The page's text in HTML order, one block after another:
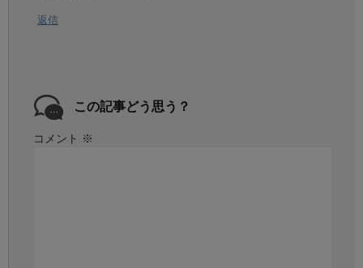
返信
この記事どう思う？
コメント ※